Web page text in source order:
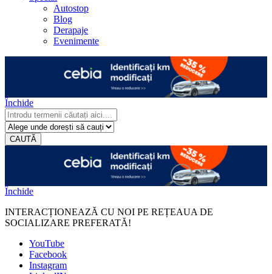
Autostop
Blog
Derapaje
Evenimente
Închide
CAUTĂ
Închide
INTERACȚIONEAZĂ CU NOI PE REȚEAUA DE
SOCIALIZARE PREFERATĂ!
YouTube
Facebook
Instagram